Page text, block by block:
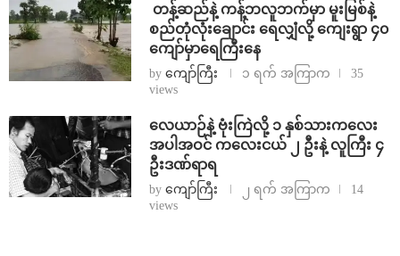
⁩ ⁨တန့်ဆည်နဲ့ ကန့်ဘလူဘက်မှာ မူးမြစ်နဲ့
စည်တုံလုံးချောင်း ရေလျှံလို့ ကျေးရွာ ၄၀
ကျော်မှာရေကြီးနေ
by ကျော်ကြီး ၁ ရက် အကြာက
35
views
⁨လေယာဉ်နဲ့ ဗုံးကြဲလို့ ၁ နှစ်သားကလေး
အပါအဝင် ကလေးငယ် ၂ ဦးနဲ့ လူကြီး ၄
ဦးဒဏ်ရာရ
by ကျော်ကြီး ၂ ရက် အကြာက
14
views